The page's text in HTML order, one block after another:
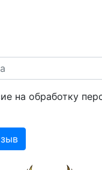
на обработку